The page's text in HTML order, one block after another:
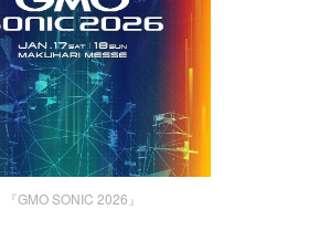
『GMO SONIC 2026』